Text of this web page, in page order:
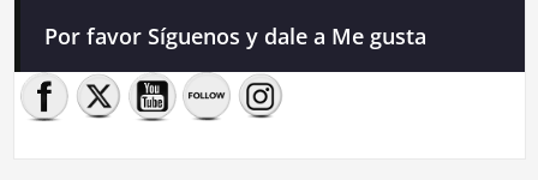
Por favor Síguenos y dale a Me gusta